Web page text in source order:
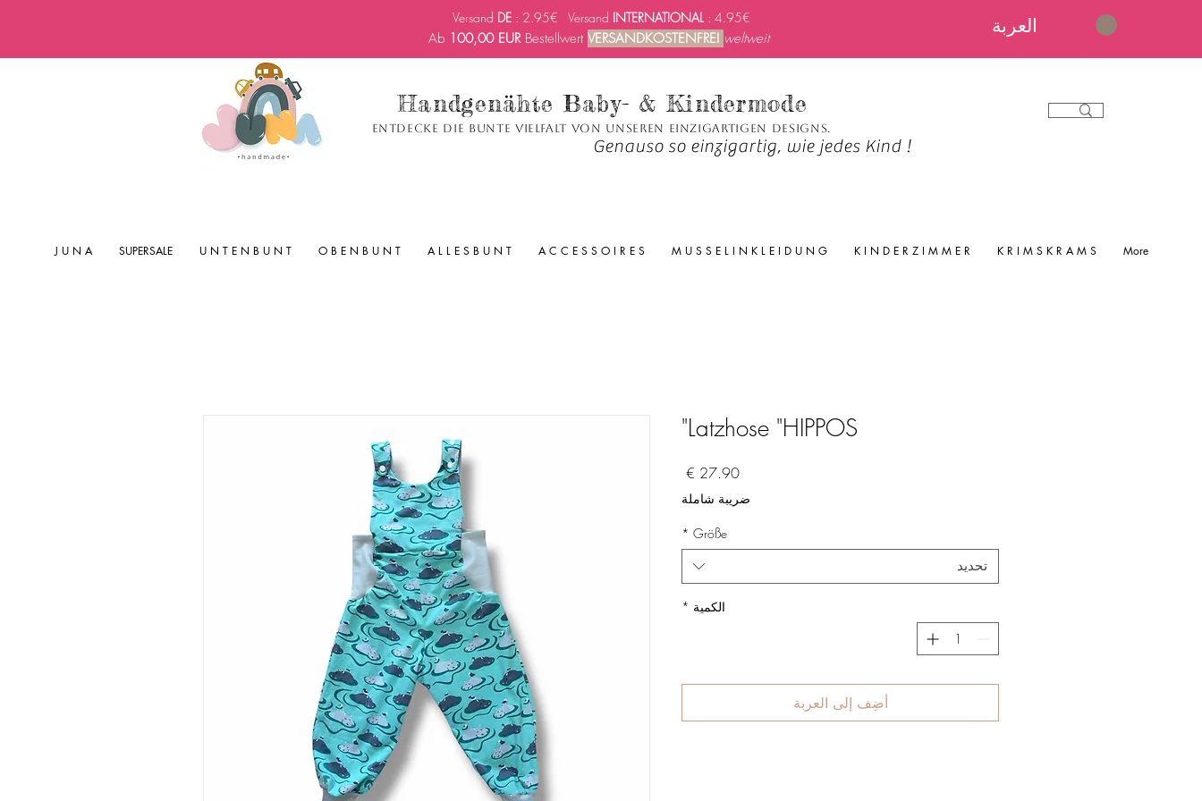
العربة Versand DE : 2.95€ Versand INTERNATIONAL : 4.95€
Ab 100,00 EURBestellwert VERSANDKOSTENFREI weltweit
Handgenähte Baby- & Kindermode
Entdecke die bunte Vielfalt von unseren einzigartigen Designs.
Genauso so einzigartig, wie jedes Kind !
J U N A SUPERSALE U N T E N B U N T O B E N B U N T A L L E S B U N T A C C E S S O I R E S M U S S E L I N K L E I D U N G K I N D E R Z I M M E R K R I M S K R A M S More
Latzhose "HIPPOS"
السعر
ضريبة شاملة
Größe
*
تحديد
الكمية *
أضِف إلى العربة